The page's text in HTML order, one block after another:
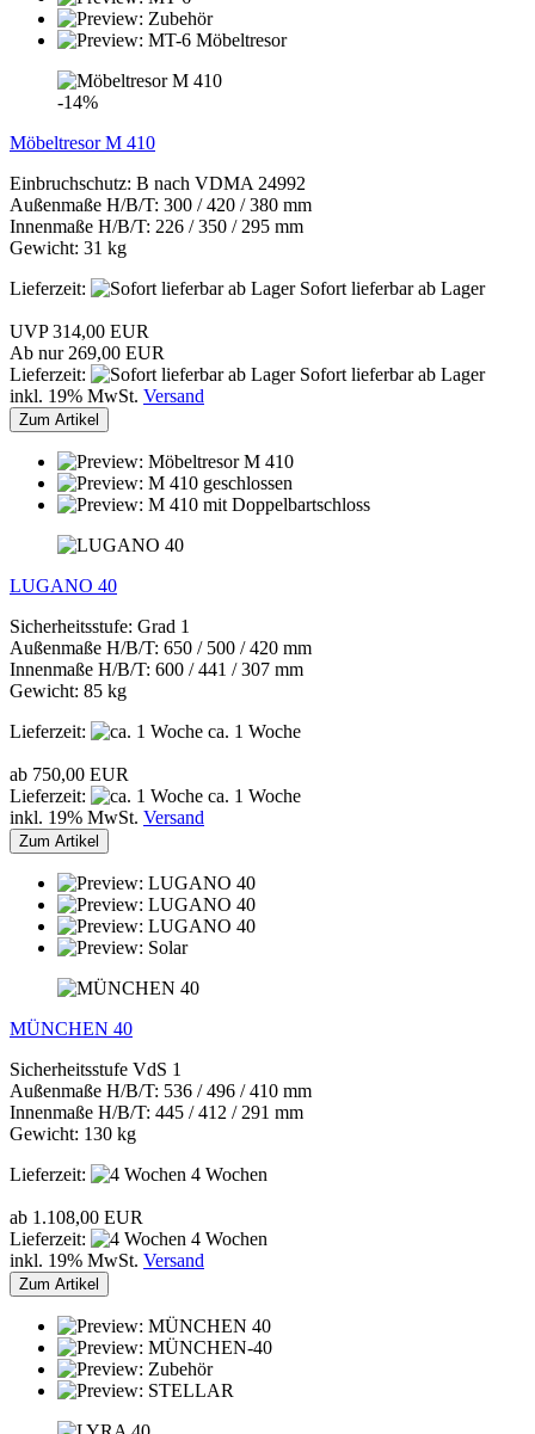
-14%
Möbeltresor M 410
Einbruchschutz: B nach VDMA 24992
Außenmaße H/B/T: 300 / 420 / 380 mm
Innenmaße H/B/T: 226 / 350 / 295 mm
Gewicht: 31 kg
Lieferzeit:
Sofort lieferbar ab Lager
UVP 314,00 EUR
Ab nur 269,00 EUR
Lieferzeit:
Sofort lieferbar ab Lager
inkl. 19% MwSt. Versand
Zum Artikel
LUGANO 40
Sicherheitsstufe: Grad 1
Außenmaße H/B/T: 650 / 500 / 420 mm
Innenmaße H/B/T: 600 / 441 / 307 mm
Gewicht: 85 kg
Lieferzeit:
ca. 1 Woche
ab 750,00 EUR
Lieferzeit:
ca. 1 Woche
inkl. 19% MwSt. Versand
Zum Artikel
MÜNCHEN 40
Sicherheitsstufe VdS 1
Außenmaße H/B/T: 536 / 496 / 410 mm
Innenmaße H/B/T: 445 / 412 / 291 mm
Gewicht: 130 kg
Lieferzeit:
4 Wochen
ab 1.108,00 EUR
Lieferzeit:
4 Wochen
inkl. 19% MwSt. Versand
Zum Artikel